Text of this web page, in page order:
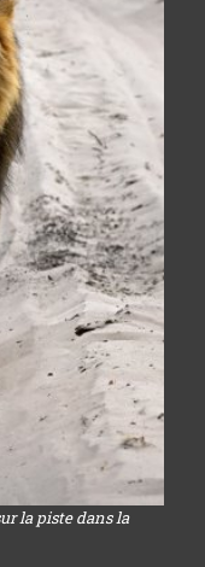
la piste dans la